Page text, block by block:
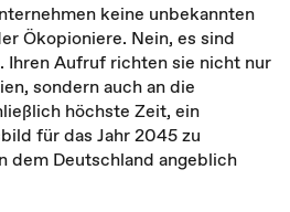
keine unbekannten
Ökopioniere. Nein, es sind
Ihren Aufruf richten sie nicht nur
sondern auch an die
höchste Zeit, ein
für das Jahr 2045 zu
dem Deutschland angeblich